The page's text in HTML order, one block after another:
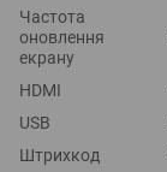
Частота
оновлення
екрану
HDMI
USB
Штрихкод